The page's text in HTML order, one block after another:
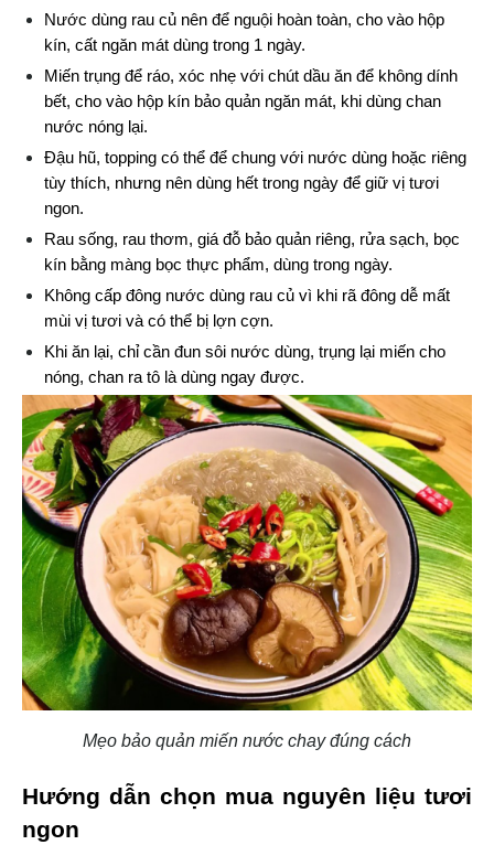
Nước dùng rau củ nên để nguội hoàn toàn, cho vào hộp
kín, cất ngăn mát dùng trong 1 ngày.
Miến trụng để ráo, xóc nhẹ với chút dầu ăn để không dính
bết, cho vào hộp kín bảo quản ngăn mát, khi dùng chan
nước nóng lại.
Đậu hũ, topping có thể để chung với nước dùng hoặc riêng
tùy thích, nhưng nên dùng hết trong ngày để giữ vị tươi
ngon.
Rau sống, rau thơm, giá đỗ bảo quản riêng, rửa sạch, bọc
kín bằng màng bọc thực phẩm, dùng trong ngày.
Không cấp đông nước dùng rau củ vì khi rã đông dễ mất
mùi vị tươi và có thể bị lợn cợn.
Khi ăn lại, chỉ cần đun sôi nước dùng, trụng lại miến cho
nóng, chan ra tô là dùng ngay được.
Mẹo bảo quản miến nước chay đúng cách
Hướng dẫn chọn mua nguyên liệu tươi
ngon